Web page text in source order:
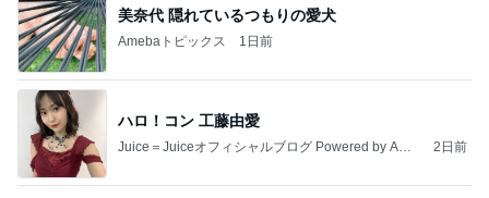
美奈代 隠れているつもりの愛犬
Amebaトピックス 1日前
ハロ！コン 工藤由愛
Juice＝Juiceオフィシャルブログ Powered by Ame
2日前